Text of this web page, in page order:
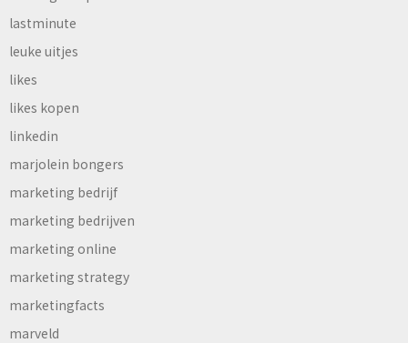
lastminute
leuke uitjes
likes
likes kopen
linkedin
marjolein bongers
marketing bedrijf
marketing bedrijven
marketing online
marketing strategy
marketingfacts
marveld